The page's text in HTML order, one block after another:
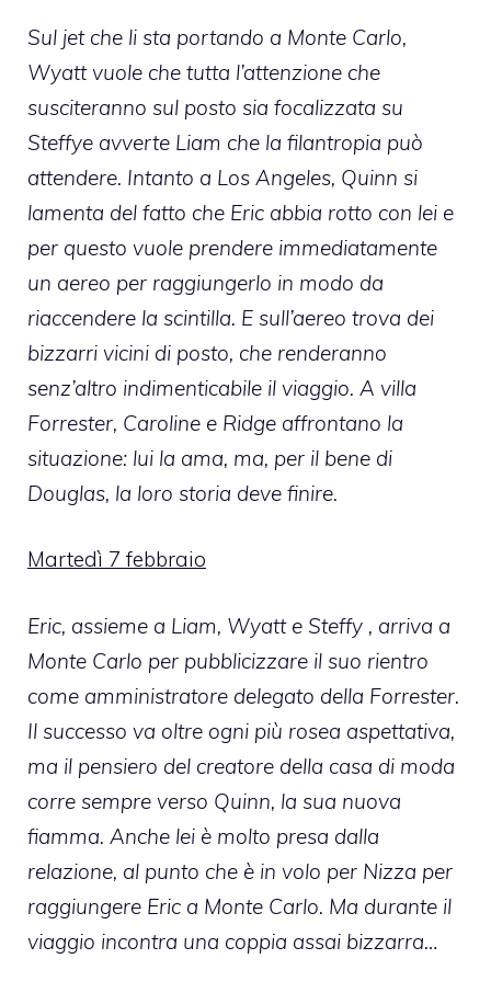
Sul jet che li sta portando a Monte Carlo,
Wyatt vuole che tutta l’attenzione che
susciteranno sul posto sia focalizzata su
Steffye avverte Liam che la filantropia può
attendere. Intanto a Los Angeles, Quinn si
lamenta del fatto che Eric abbia rotto con lei e
per questo vuole prendere immediatamente
un aereo per raggiungerlo in modo da
riaccendere la scintilla. E sull’aereo trova dei
bizzarri vicini di posto, che renderanno
senz’altro indimenticabile il viaggio. A villa
Forrester, Caroline e Ridge affrontano la
situazione: lui la ama, ma, per il bene di
Douglas, la loro storia deve finire.
Martedì 7 febbraio
Eric, assieme a Liam, Wyatt e Steffy , arriva a
Monte Carlo per pubblicizzare il suo rientro
come amministratore delegato della Forrester.
Il successo va oltre ogni più rosea aspettativa,
ma il pensiero del creatore della casa di moda
corre sempre verso Quinn, la sua nuova
fiamma. Anche lei è molto presa dalla
relazione, al punto che è in volo per Nizza per
raggiungere Eric a Monte Carlo. Ma durante il
viaggio incontra una coppia assai bizzarra…